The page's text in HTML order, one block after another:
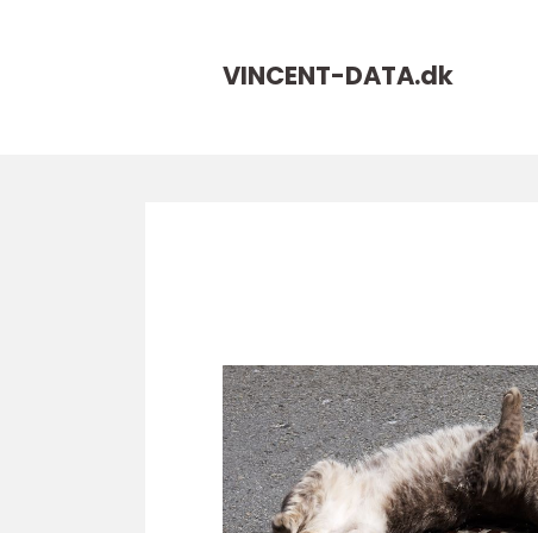
VINCENT-DATA.dk